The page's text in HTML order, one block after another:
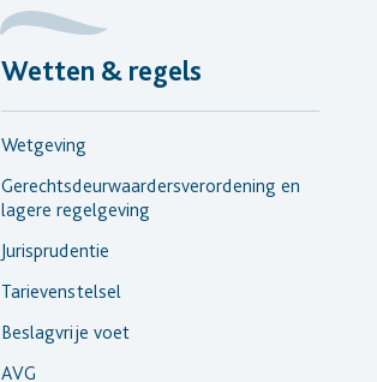
Wetten & regels
Wetgeving
Gerechtsdeurwaardersverordening en
lagere regelgeving
Jurisprudentie
Tarievenstelsel
Beslagvrije voet
AVG